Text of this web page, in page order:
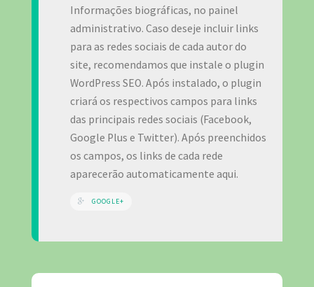
Informações biográficas, no painel
administrativo. Caso deseje incluir links
para as redes sociais de cada autor do
site, recomendamos que instale o plugin
WordPress SEO. Após instalado, o plugin
criará os respectivos campos para links
das principais redes sociais (Facebook,
Google Plus e Twitter). Após preenchidos
os campos, os links de cada rede
aparecerão automaticamente aqui.
GOOGLE+